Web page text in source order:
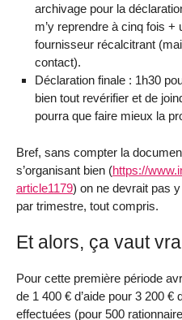
archivage pour la
m’y reprendre à cinq fois +
fournisseur récalcitrant
contact).
Déclaration finale : 1h30
bien tout revérifier et de
pourra que faire mieux la
Bref, sans compter la
s’organisant bien (https://
article1179) on ne devrait pas
par trimestre, tout compris.
Et alors, ça vaut
Pour cette première période
de 1 400 € d’aide pour 3 200 €
effectuées (pour 500